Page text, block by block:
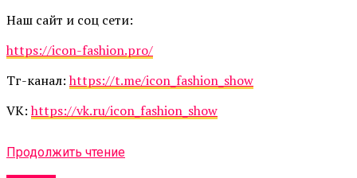
Наш сайт и соц сети:
https://icon-fashion.pro/
Тг-канал:https://t.me/icon_fashion_show
VK:https://vk.ru/icon_fashion_show
Продолжить чтение